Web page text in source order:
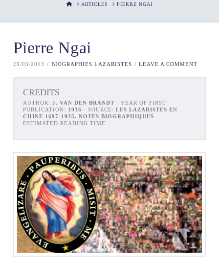
HOMEARTICLES PIERRE NGAI
Pierre Ngai
29/03/2013 BIOGRAPHIES LAZARISTES LEAVE A COMMENT
CREDITS
AUTHOR: J. VAN DEN BRANDT
PUBLICATION: 1936 · SOURCE: LES LAZARISTES EN
CHINE 1697-1935. NOTES BIOGRAPHIQUES
ESTIMATED READING TIME: